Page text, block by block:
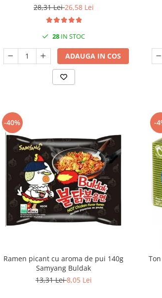
28,31 Lei26,58 Lei
28 IN STOC
ADAUGA IN COS
-40%
Ramen picant cu aroma de pui 140g
Samyang Buldak
13,31 Lei8,05 Lei
-